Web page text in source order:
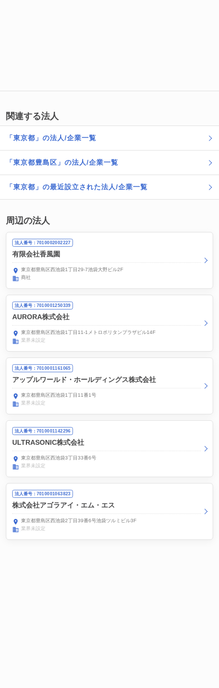
関連する法人
「東京都」の法人/企業一覧
「東京都豊島区」の法人/企業一覧
「東京都」の最近設立された法人/企業一覧
周辺の法人
法人番号：7010002002227
有限会社香風園
東京都豊島区西池袋1丁目29-7池袋大野ビル2F
商社
法人番号：7010001250339
AURORA株式会社
東京都豊島区西池袋1丁目11-1メトロポリタンプラザビル14F
業界未設定
法人番号：7010001161065
アップルワールド・ホールディングス株式会社
東京都豊島区西池袋1丁目11番1号
業界未設定
法人番号：7010001142296
ULTRASONIC株式会社
東京都豊島区西池袋3丁目33番6号
業界未設定
法人番号：7010001063823
株式会社アゴラアイ・エム・エス
東京都豊島区西池袋2丁目39番6号池袋ツルミビル3F
業界未設定